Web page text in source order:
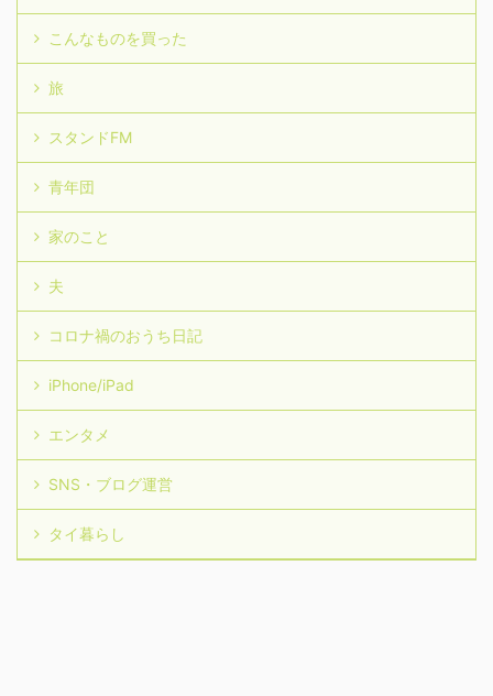
こんなものを買った
旅
スタンドFM
青年団
家のこと
夫
コロナ禍のおうち日記
iPhone/iPad
エンタメ
SNS・ブログ運営
タイ暮らし